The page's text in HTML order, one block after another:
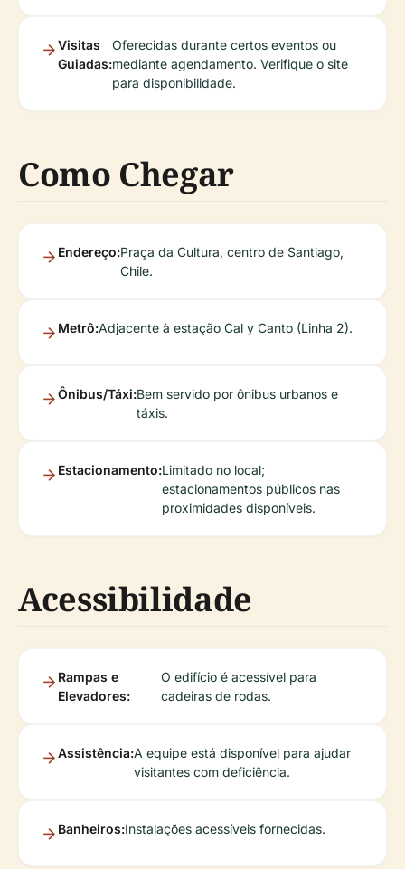
Visitas
Guiadas:
Oferecidas durante certos eventos ou
mediante agendamento. Verifique o site
para disponibilidade.
Como Chegar
Endereço:Praça da Cultura, centro de Santiago,
Chile.
Metrô:Adjacente à estação Cal y Canto (Linha 2).
Ônibus/Táxi:Bem servido por ônibus urbanos e
táxis.
Estacionamento:Limitado no local;
estacionamentos públicos nas
proximidades disponíveis.
Acessibilidade
Rampas e
Elevadores:
O edifício é acessível para
cadeiras de rodas.
Assistência:A equipe está disponível para ajudar
visitantes com deficiência.
Banheiros:Instalações acessíveis fornecidas.